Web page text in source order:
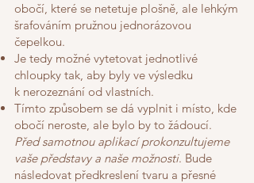
obočí, které se netetuje plošně, ale lehkým
šrafováním pružnou jednorázovou
čepelkou.
Je tedy možné vytetovat jednotlivé
chloupky tak, aby byly ve výsledku
k nerozeznání od vlastních.
Tímto způsobem se dá vyplnit i místo, kde
obočí neroste, ale bylo by to žádoucí.
Před samotnou aplikací prokonzultujeme
vaše představy a naše možnosti. Bude
následovat předkreslení tvaru a přesné